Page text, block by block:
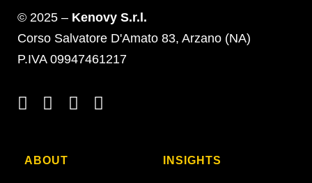
© 2025 – Kenovy S.r.l.
Corso Salvatore D'Amato 83, Arzano (NA)
P.IVA 09947461217
ABOUT INSIGHTS